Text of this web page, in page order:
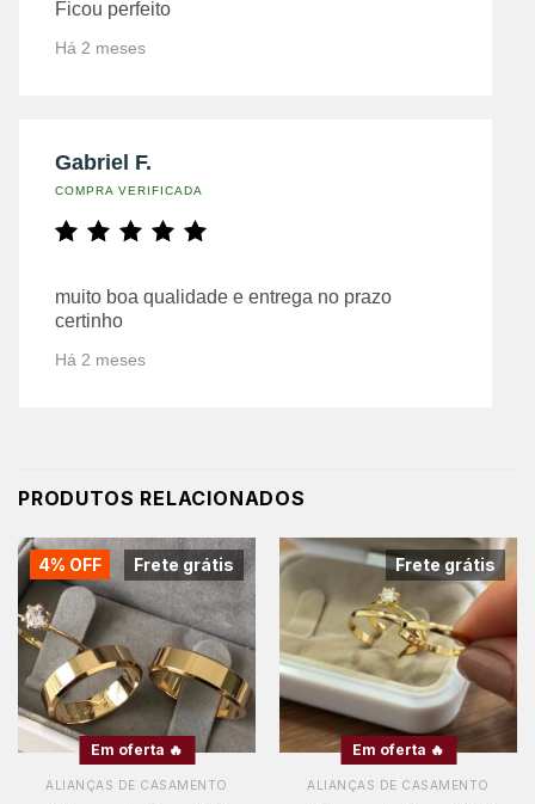
Ficou perfeito
Há 2 meses
Gabriel F.
COMPRA VERIFICADA
muito boa qualidade e entrega no prazo
certinho
Há 2 meses
PRODUTOS RELACIONADOS
Frete grátis
4% OFF
Em oferta 🔥
ALIANÇAS DE CASAMENTO
Frete grátis
Em oferta 🔥
ALIANÇAS DE CASAMENTO